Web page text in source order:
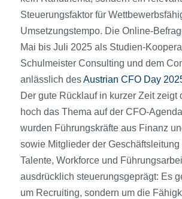
Steuerungsfaktor für
Umsetzungstempo. Die Online-
Mai bis Juli 2025 als Studien-
Schulmeister Consulting und dem
anlässlich desAustrian CFO Day
Der gute Rücklauf in kurzer Zeit zeigt
hoch das Thema auf der CFO-
wurden Führungskräfte aus Finanz
sowie Mitglieder der
Talente, Workforce und
ausdrücklich steuerungsgeprägt: Es
um Recruiting, sondern um die